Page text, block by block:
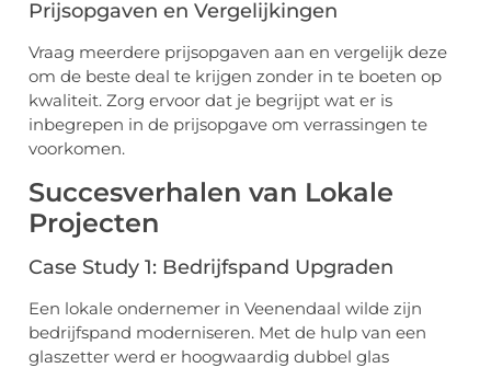
Prijsopgaven en Vergelijkingen
Vraag meerdere prijsopgaven aan en vergelijk deze
om de beste deal te krijgen zonder in te boeten op
kwaliteit. Zorg ervoor dat je begrijpt wat er is
inbegrepen in de prijsopgave om verrassingen te
voorkomen.
Succesverhalen van Lokale
Projecten
Case Study 1: Bedrijfspand Upgraden
Een lokale ondernemer in Veenendaal wilde zijn
bedrijfspand moderniseren. Met de hulp van een
glaszetter werd er hoogwaardig dubbel glas